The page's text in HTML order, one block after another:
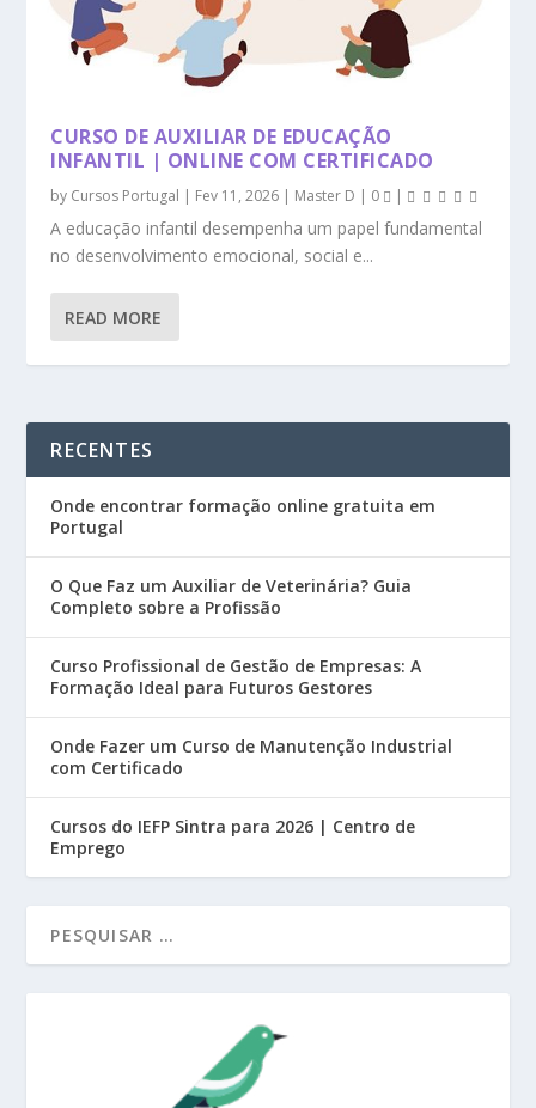
CURSO DE AUXILIAR DE EDUCAÇÃO
INFANTIL | ONLINE COM CERTIFICADO
by Cursos Portugal | Fev 11, 2026 | Master D | 0 |
A educação infantil desempenha um papel fundamental
no desenvolvimento emocional, social e...
READ MORE
RECENTES
Onde encontrar formação online gratuita em
Portugal
O Que Faz um Auxiliar de Veterinária? Guia
Completo sobre a Profissão
Curso Profissional de Gestão de Empresas: A
Formação Ideal para Futuros Gestores
Onde Fazer um Curso de Manutenção Industrial
com Certificado
Cursos do IEFP Sintra para 2026 | Centro de
Emprego